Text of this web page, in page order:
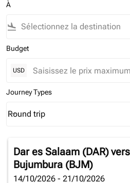
À
flight_land
Budget
USD
Journey Types
Journey Types option Round trip
Round trip
keyboard_arrow_down
Dar es Salaam (DAR)vers
Bujumbura (BJM)
14/10/2026 - 21/10/2026